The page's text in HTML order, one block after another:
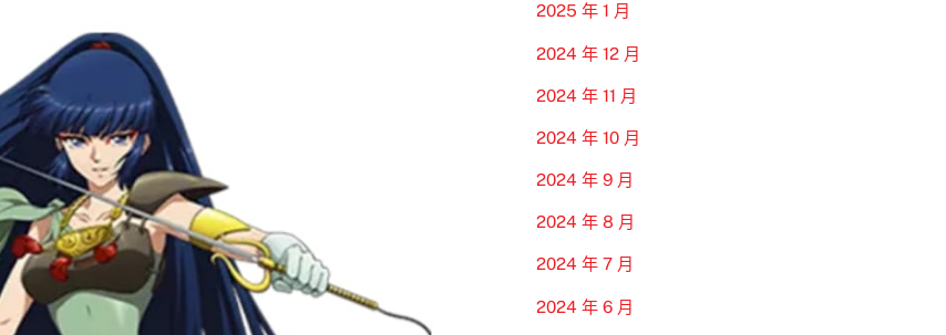
2025 年 1 月
2024 年 12 月
2024 年 11 月
2024 年 10 月
2024 年 9 月
2024 年 8 月
2024 年 7 月
2024 年 6 月